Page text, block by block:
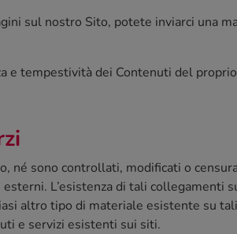
sul nostro Sito, potete inviarci una
e tempestività dei Contenuti del
né sono controllati, modificati o
L’esistenza di tali collegamenti
altro tipo di materiale esistente su
e servizi esistenti sui siti.